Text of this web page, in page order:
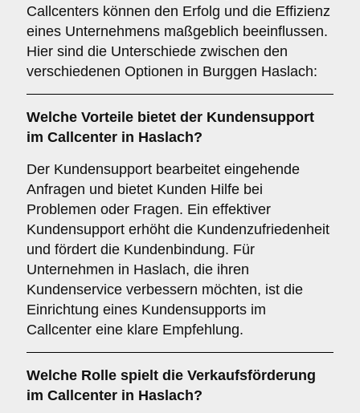
Callcenters können den Erfolg und die Effizienz
eines Unternehmens maßgeblich beeinflussen.
Hier sind die Unterschiede zwischen den
verschiedenen Optionen in Burggen Haslach:
Welche Vorteile bietet der Kundensupport
im Callcenter in Haslach?
Der Kundensupport bearbeitet eingehende
Anfragen und bietet Kunden Hilfe bei
Problemen oder Fragen. Ein effektiver
Kundensupport erhöht die Kundenzufriedenheit
und fördert die Kundenbindung. Für
Unternehmen in Haslach, die ihren
Kundenservice verbessern möchten, ist die
Einrichtung eines Kundensupports im
Callcenter eine klare Empfehlung.
Welche Rolle spielt die Verkaufsförderung
im Callcenter in Haslach?